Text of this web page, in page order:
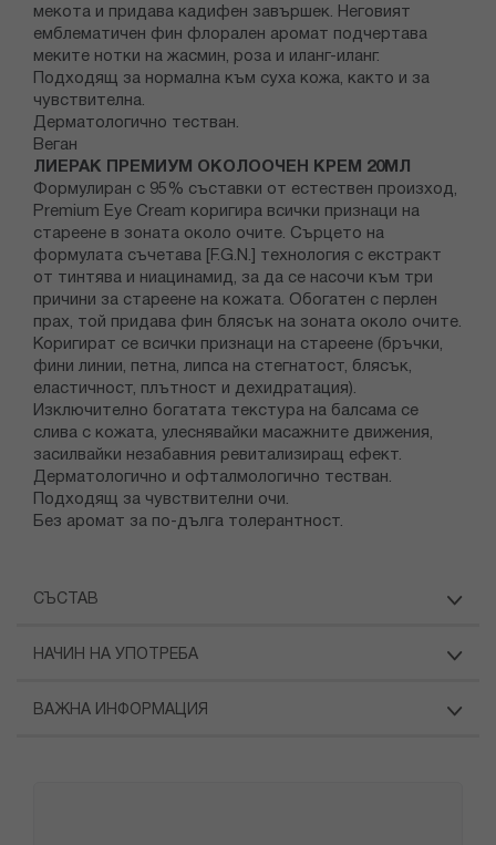
мекота и придава кадифен завършек. Неговият
емблематичен фин флорален аромат подчертава
меките нотки на жасмин, роза и иланг-иланг.
Подходящ за нормална към суха кожа, както и за
чувствителна.
Дерматологично тестван.
Веган
ЛИЕРАК ПРЕМИУМ ОКОЛООЧЕН КРЕМ 20МЛ
Формулиран с 95% съставки от естествен произход,
Premium Eye Cream коригира всички признаци на
стареене в зоната около очите. Сърцето на
формулата съчетава [F.G.N.] технология с екстракт
от тинтява и ниацинамид, за да се насочи към три
причини за стареене на кожата. Обогатен с перлен
прах, той придава фин блясък на зоната около очите.
Коригират се всички признаци на стареене (бръчки,
фини линии, петна, липса на стегнатост, блясък,
еластичност, плътност и дехидратация).
Изключително богатата текстура на балсама се
слива с кожата, улеснявайки масажните движения,
засилвайки незабавния ревитализиращ ефект.
Дерматологично и офталмологично тестван.
Подходящ за чувствителни очи.
Без аромат за по-дълга толерантност.
СЪСТАВ
НАЧИН НА УПОТРЕБА
ВАЖНА ИНФОРМАЦИЯ